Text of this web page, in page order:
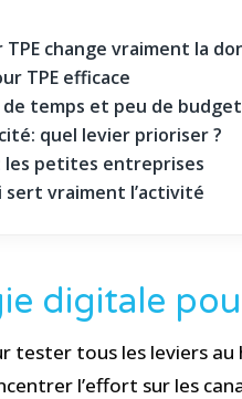
change vraiment la
TPE efficace
de temps et peu de budget
quel levier prioriser ?
les petites entreprises
vraiment l’activité
digitale
tester tous les leviers
l’effort sur les